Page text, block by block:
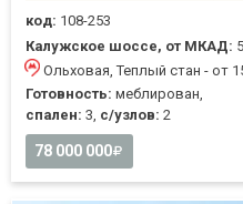
код: 108-253
Калужское шоссе, от МКАД:
Ольховая, Теплый стан - от
Готовность: меблирован,
спален: 3, с/узлов: 2
78 000 000